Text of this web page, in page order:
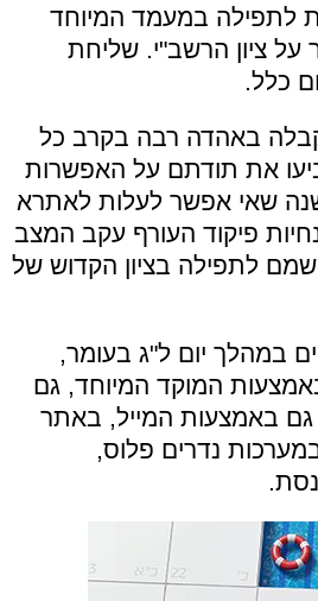
שמות לתפילה במעמד המיוחד
על ציון הרשב"י. שליחת
כלל.
באהדה רבה בקרב כל
את תודתם על האפשרות
שאי אפשר לעלות לאתרא
פיקוד העורף עקב המצב
לתפילה בציון הקדוש של
במהלך יום ל"ג בעומר,
המוקד המיוחד, גם
באמצעות המייל, באתר
נדרים פלוס,